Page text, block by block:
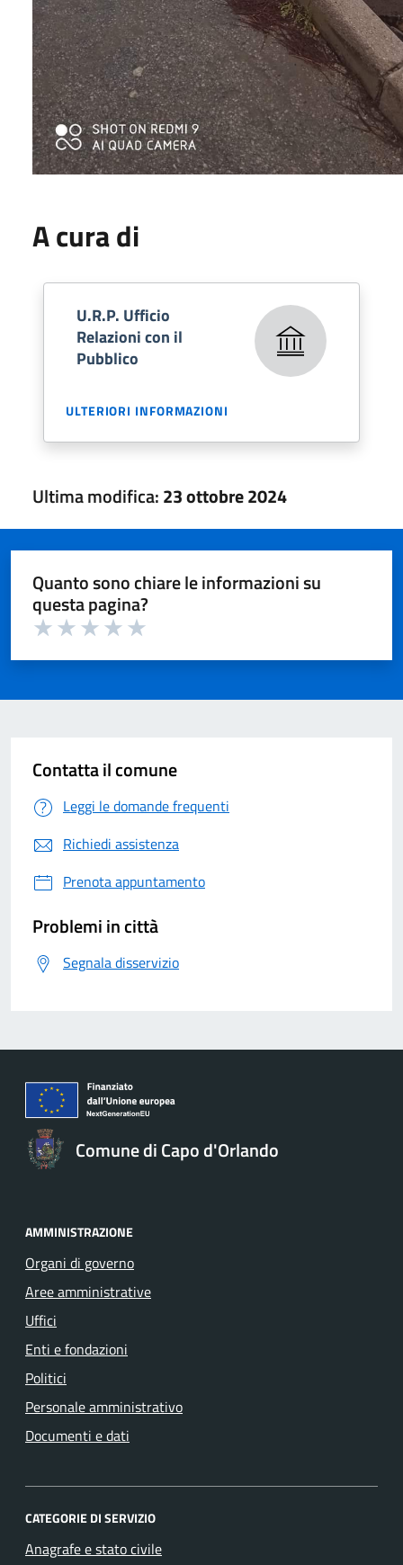
A cura di
U.R.P. Ufficio
Relazioni con il
Pubblico
ULTERIORI INFORMAZIONI
Ultima modifica:23 ottobre 2024
Quanto sono chiare le informazioni su
questa pagina?
Contatta il comune
Leggi le domande frequenti
Richiedi assistenza
Prenota appuntamento
Problemi in città
Segnala disservizio
Comune di Capo d'Orlando
AMMINISTRAZIONE
Organi di governo
Aree amministrative
Uffici
Enti e fondazioni
Politici
Personale amministrativo
Documenti e dati
CATEGORIE DI SERVIZIO
Anagrafe e stato civile